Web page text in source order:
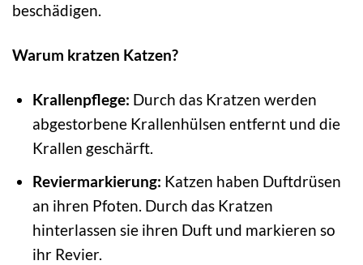
beschädigen.
Warum kratzen Katzen?
Krallenpflege: Durch das Kratzen werden
abgestorbene Krallenhülsen entfernt und die
Krallen geschärft.
Reviermarkierung: Katzen haben Duftdrüsen
an ihren Pfoten. Durch das Kratzen
hinterlassen sie ihren Duft und markieren so
ihr Revier.